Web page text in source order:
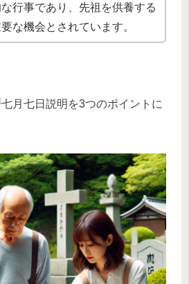
行事であり、先祖を供養する
な機会とされています。
月七日説明を3つのポイントに